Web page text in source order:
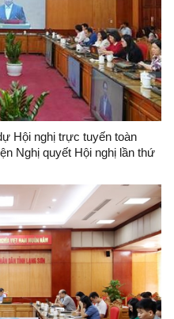
Hội nghị trực tuyến toàn
Nghị quyết Hội nghị lần thứ